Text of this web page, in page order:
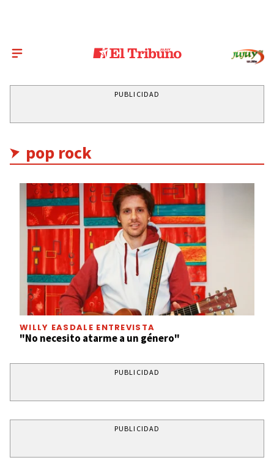
PUBLICIDAD
pop rock
WILLY EASDALE ENTREVISTA
"No necesito atarme a un género"
PUBLICIDAD
PUBLICIDAD